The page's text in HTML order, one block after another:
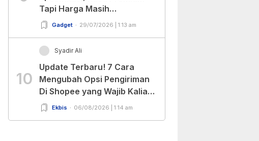
Tapi Harga Masih
Bersahabat!
Gadget 29/07/2026 | 1:13 am
10
Syadir Ali
Update Terbaru! 7 Cara
Mengubah Opsi Pengiriman
Di Shopee yang Wajib Kalian
Ketahui!
Ekbis 06/08/2026 | 1:14 am